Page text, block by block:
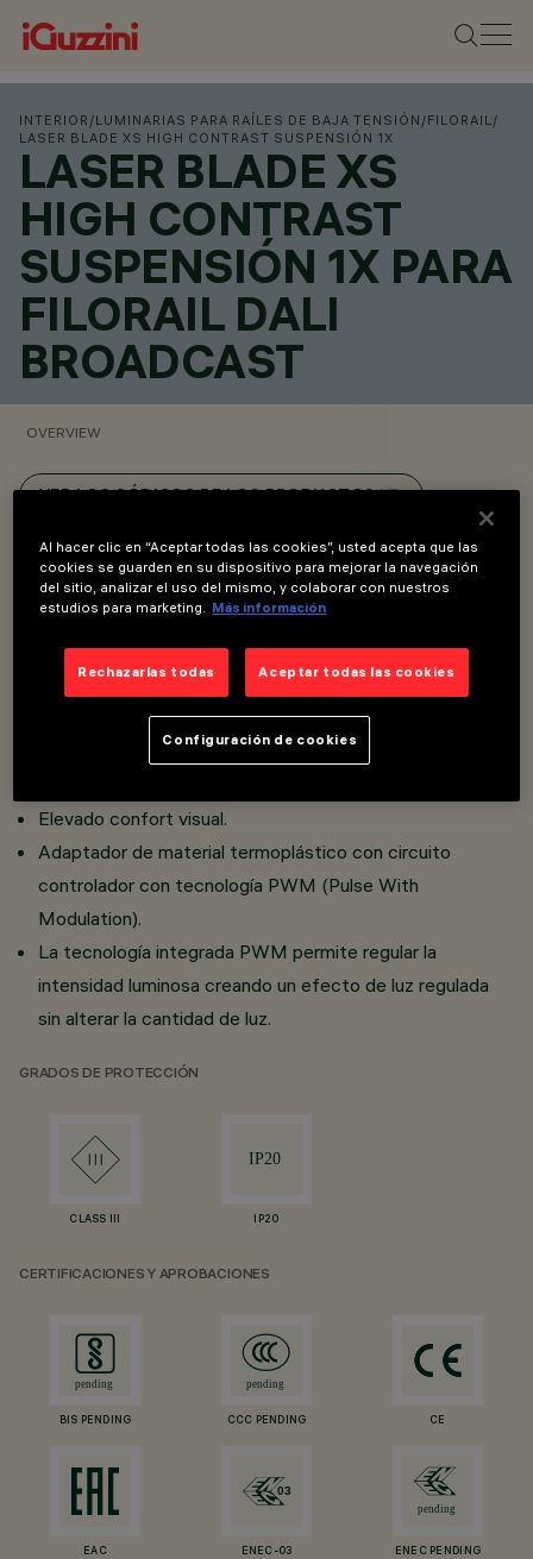
INTERIOR /LUMINARIAS PARA RAÍLES DE BAJA TENSIÓN /FILORAIL/
LASER BLADE XS HIGH CONTRAST SUSPENSIÓN 1X
LASER BLADE XS
HIGH CONTRAST
SUSPENSIÓN 1X PARA
FILORAIL DALI
BROADCAST
OVERVIEW
VER LOS CÓDIGOS DE LOS PRODUCTOS
Overview
Instalación sobre raíl Filorail 48 V (16 A).
Conexión del adaptador al raíl sin utilizar herramientas.
Cuerpos principales en aluminio.
Ópticas Opti Beam de alta definición en material
Elevado confort visual.
Adaptador de material termoplástico con circuito
controlador con tecnología PWM (Pulse With
Modulation).
La tecnología integrada PWM permite regular la
intensidad luminosa creando un efecto de luz regulada
sin alterar la cantidad de luz.
GRADOS DE PROTECCIÓN
CLASS III IP20
CERTIFICACIONES Y APROBACIONES
BIS PENDING CCC PENDING CE
EAC ENEC-03 ENEC PENDING
Al hacer clic en “Aceptar todas las cookies”, usted acepta que las
cookies se guarden en su dispositivo para mejorar la navegación
del sitio, analizar el uso del mismo, y colaborar con nuestros
estudios para marketing.
Más información
Rechazarlas todas Aceptar todas las cookies
Configuración de cookies